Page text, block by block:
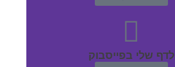
לדף שלי בפייסבוק